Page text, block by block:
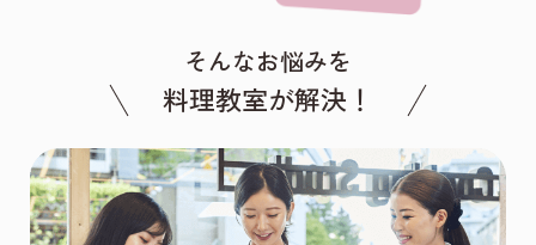
そんなお悩みを
料理教室が解決！